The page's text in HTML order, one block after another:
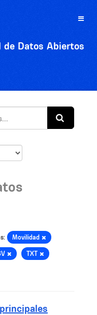
Toggle
de Datos Abiertos
Movilidad
TXT